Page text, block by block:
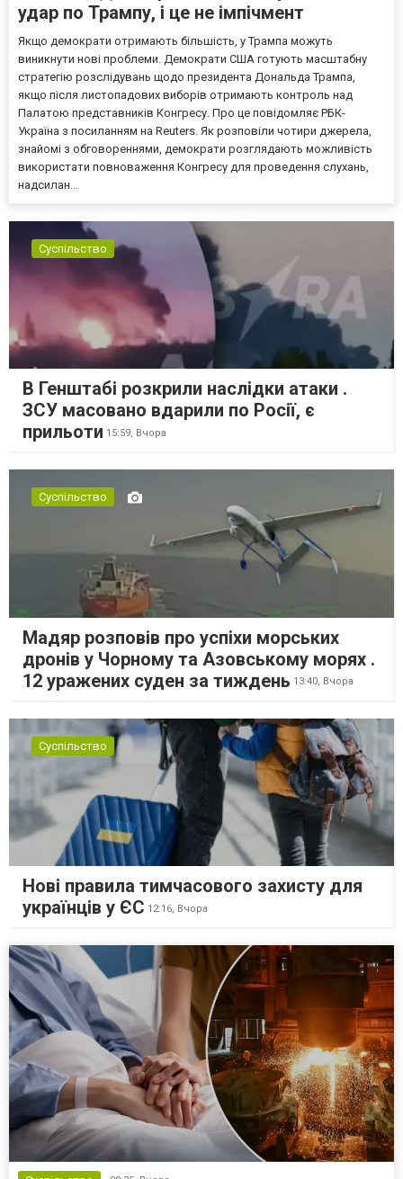
удар по Трампу, і це не імпічмент
Якщо демократи отримають більшість, у Трампа можуть
виникнути нові проблеми. Демократи США готують масштабну
стратегію розслідувань щодо президента Дональда Трампа,
якщо після листопадових виборів отримають контроль над
Палатою представників Конгресу. Про це повідомляє РБК-
Україна з посиланням на Reuters. Як розповіли чотири джерела,
знайомі з обговореннями, демократи розглядають можливість
використати повноваження Конгресу для проведення слухань,
надсилан...
Суспільство
В Генштабі розкрили наслідки атаки .
ЗСУ масовано вдарили по Росії, є
прильоти 15:59, Вчора
Суспільство
Мадяр розповів про успіхи морських
дронів у Чорному та Азовському морях .
12 уражених суден за тиждень 13:40, Вчора
Суспільство
Нові правила тимчасового захисту для
українців у ЄС 12:16, Вчора